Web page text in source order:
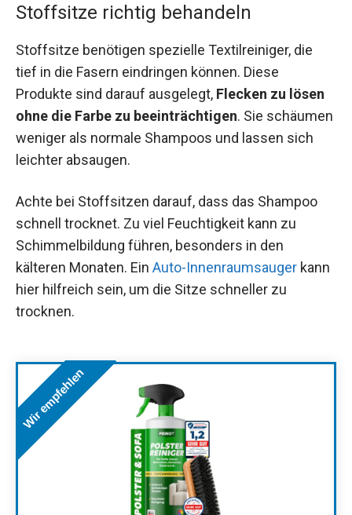
Stoffsitze richtig behandeln
Stoffsitze benötigen spezielle Textilreiniger, die
tief in die Fasern eindringen können. Diese
Produkte sind darauf ausgelegt, Flecken zu lösen
ohne die Farbe zu beeinträchtigen. Sie schäumen
weniger als normale Shampoos und lassen sich
leichter absaugen.
Achte bei Stoffsitzen darauf, dass das Shampoo
schnell trocknet. Zu viel Feuchtigkeit kann zu
Schimmelbildung führen, besonders in den
kälteren Monaten. Ein Auto-Innenraumsauger kann
hier hilfreich sein, um die Sitze schneller zu
trocknen.
Wir empfehlen